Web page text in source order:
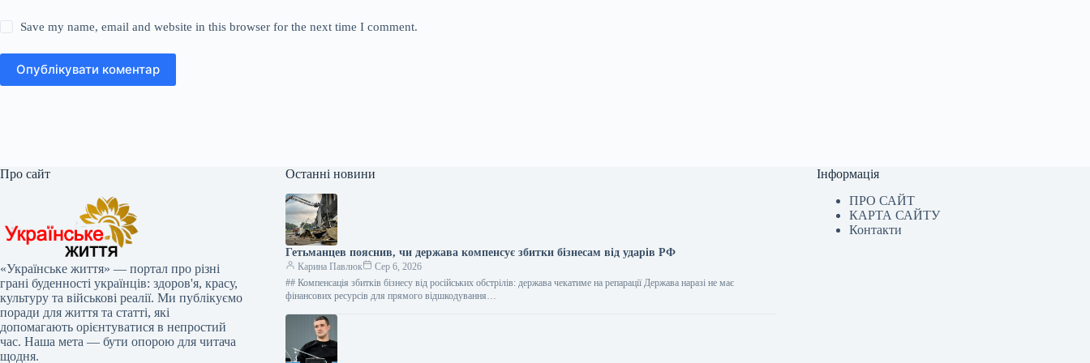
Save my name, email and website in this browser for the next time I comment.
Опублікувати коментар
Про сайт
«Українське життя» — портал про різні
грані буденності українців: здоров'я, красу,
культуру та військові реалії. Ми публікуємо
поради для життя та статті, які
допомагають орієнтуватися в непростий
час. Наша мета — бути опорою для читача
щодня.
Останні новини
Гетьманцев пояснив, чи держава компенсує збитки бізнесам від ударів РФ
Карина Павлюк
Сер 6, 2026
## Компенсація збитків бізнесу від російських обстрілів: держава чекатиме на репарації Держава наразі не має
фінансових ресурсів для прямого відшкодування…
Інформація
ПРО САЙТ
КАРТА САЙТУ
Контакти